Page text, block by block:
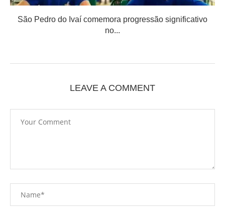
São Pedro do Ivaí comemora progressão significativo
no...
LEAVE A COMMENT